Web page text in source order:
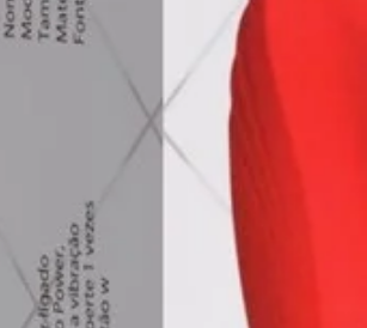
Modo de usar: Lubrifique antes de usar
Medida: 16,5 x 3,3cm (aproximadamente)
Algumas das embalagens podem sofrer
tempo hábil para ser atualizado em nosso site,
características do produto (quantidade, peso,
serão alteradas.